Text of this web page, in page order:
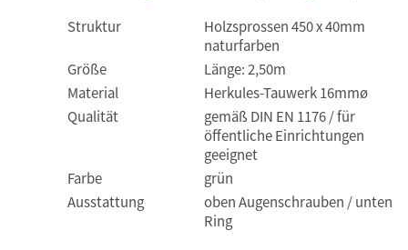
Struktur
Holzsprossen 450 x 40mm
naturfarben
Größe
Länge: 2,50m
Material
Herkules-Tauwerk 16mmø
Qualität
gemäß DIN EN 1176 / für
öffentliche Einrichtungen
geeignet
Farbe
grün
Ausstattung
oben Augenschrauben / unten
Ring